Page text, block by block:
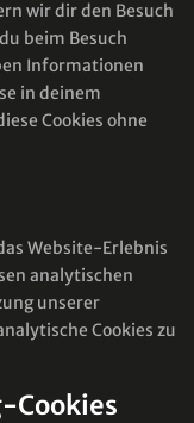
wir dir den Besuch
beim Besuch
Informationen
in deinem
Cookies ohne
Website-Erlebnis
analytischen
unserer
Cookies zu
Cookies